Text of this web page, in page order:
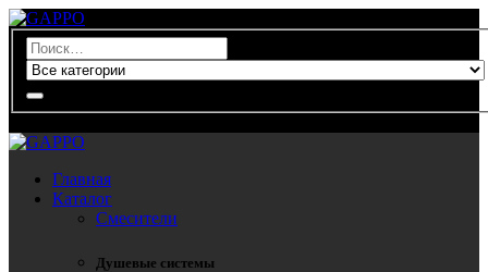
Главная
Каталог
Смесители
Душевые системы